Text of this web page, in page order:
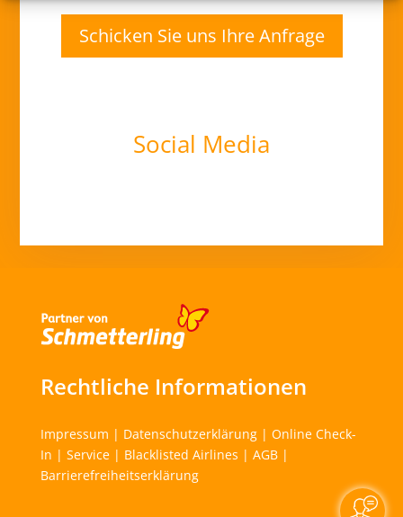
Schicken Sie uns Ihre Anfrage
Social Media
Rechtliche Informationen
Impressum | Datenschutzerklärung| Online Check-
In | Service| Blacklisted Airlines | AGB|
Barrierefreiheitserklärung